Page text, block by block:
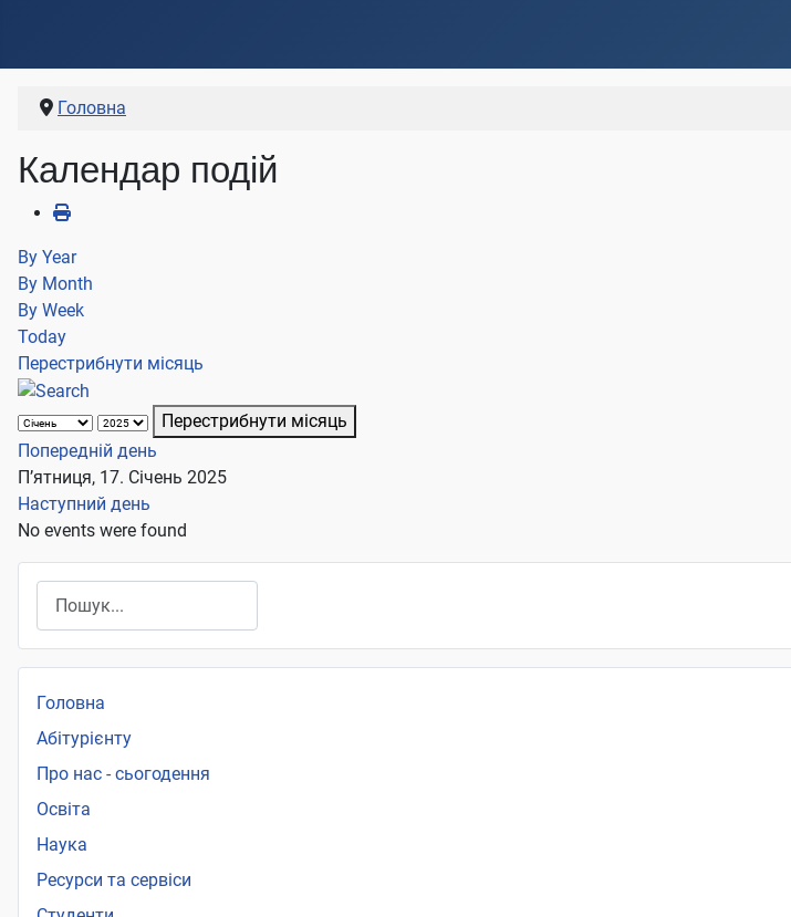
Головна
Календар подій
By Year
By Month
By Week
Today
Перестрибнути місяць
Перестрибнути місяць
Попередній день
П’ятниця, 17. Січень 2025
Наступний день
No events were found
Головна
Абітурієнту
Про нас - сьогодення
Освіта
Наука
Ресурси та сервіси